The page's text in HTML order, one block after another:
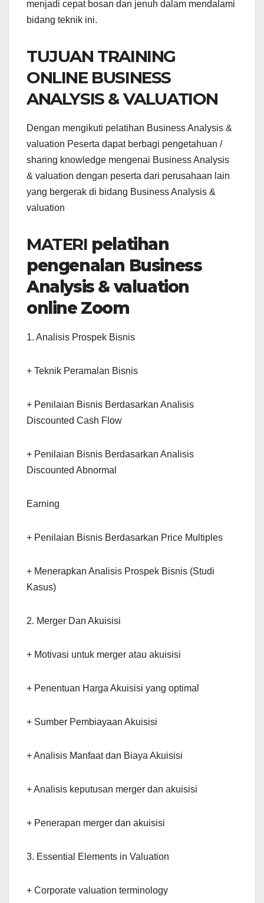
menjadi cepat bosan dan jenuh dalam mendalami
bidang teknik ini.
TUJUAN TRAINING
ONLINE BUSINESS
ANALYSIS & VALUATION
Dengan mengikuti pelatihan Business Analysis &
valuation Peserta dapat berbagi pengetahuan /
sharing knowledge mengenai Business Analysis
& valuation dengan peserta dari perusahaan lain
yang bergerak di bidang Business Analysis &
valuation
MATERI pelatihan
pengenalan Business
Analysis & valuation
online Zoom
1. Analisis Prospek Bisnis
+ Teknik Peramalan Bisnis
+ Penilaian Bisnis Berdasarkan Analisis
Discounted Cash Flow
+ Penilaian Bisnis Berdasarkan Analisis
Discounted Abnormal
Earning
+ Penilaian Bisnis Berdasarkan Price Multiples
+ Menerapkan Analisis Prospek Bisnis (Studi
Kasus)
2. Merger Dan Akuisisi
+ Motivasi untuk merger atau akuisisi
+ Penentuan Harga Akuisisi yang optimal
+ Sumber Pembiayaan Akuisisi
+ Analisis Manfaat dan Biaya Akuisisi
+ Analisis keputusan merger dan akuisisi
+ Penerapan merger dan akuisisi
3. Essential Elements in Valuation
+ Corporate valuation terminology